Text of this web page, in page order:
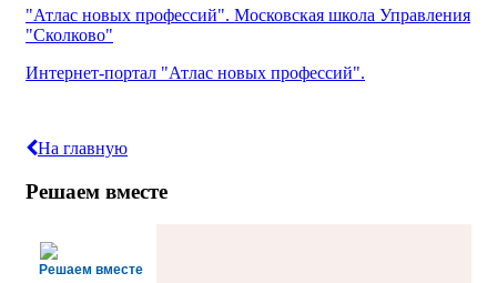
"Атлас новых профессий". Московская школа Управления
"Сколково"
Интернет-портал "Атлас новых профессий".
На главную
Решаем вместе
Решаем вместе